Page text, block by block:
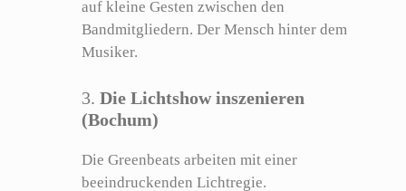
auf kleine Gesten zwischen den
Bandmitgliedern. Der Mensch hinter dem
Musiker.
3. Die Lichtshow inszenieren
(Bochum)
Die Greenbeats arbeiten mit einer
beeindruckenden Lichtregie.